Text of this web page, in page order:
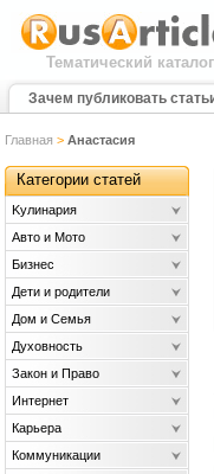
Тематический
Зачем публиковать
Главная > Анастасия
Категории статей
Kулинария
Авто и Мото
Бизнес
Дети и родители
Дом и Семья
Духовность
Закон и Право
Интернет
Карьера
Коммуникации